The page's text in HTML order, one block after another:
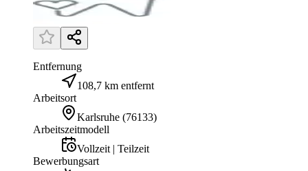
Entfernung
108,7 km entfernt
Arbeitsort
Karlsruhe (76133)
Arbeitszeitmodell
Vollzeit | Teilzeit
Bewerbungsart